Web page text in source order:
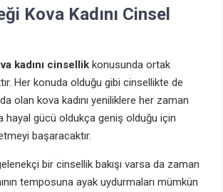
Kova Kadını Cinsel
kadını cinsellik konusunda ortak
Her konuda olduğu gibi cinsellikte de
olan kova kadını yeniliklere her zaman
hayal gücü oldukça geniş olduğu için
başaracaktır.
bir cinsellik bakışı varsa da zaman
temposuna ayak uydurmaları mümkün